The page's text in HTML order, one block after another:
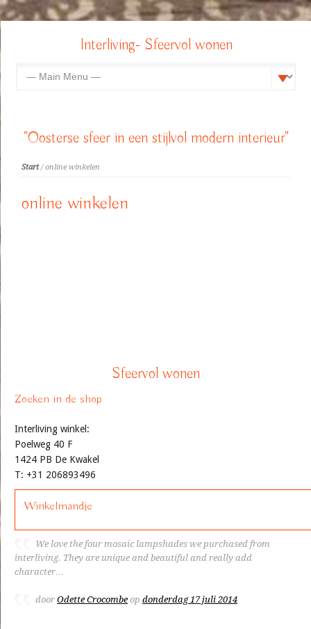
Interliving- Sfeervol wonen
"Oosterse sfeer in een stijlvol modern interieur"
Start/ online winkelen
online winkelen
Sfeervol wonen
Zoeken in de shop
Interliving winkel:
Poelweg 40 F
1424 PB De Kwakel
T: +31 206893496
Winkelmandje
We love the four mosaic lampshades we purchased from
interliving. They are unique and beautiful and really add
character…
door Odette Crocombeop donderdag 17 juli 2014